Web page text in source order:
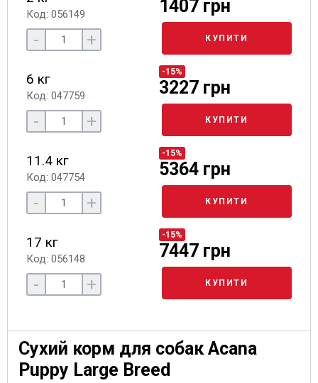
Код: 056149 1407 грн
- + КУПИТИ
6 кг
Код: 047759
-15%
3227 грн
- + КУПИТИ
11.4 кг
Код: 047754
-15%
5364 грн
- + КУПИТИ
17 кг
Код: 056148
-15%
7447 грн
- + КУПИТИ
Сухий корм для собак Acana
Puppy Large Breed